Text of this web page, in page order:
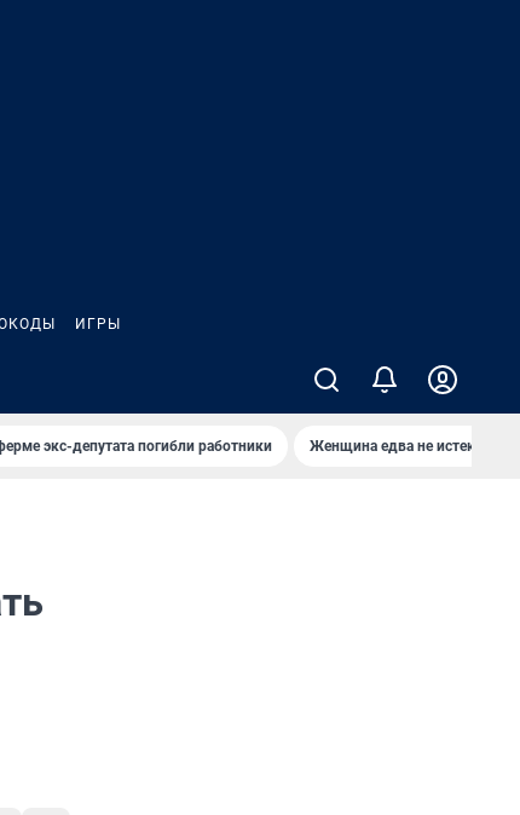
ИГРЫ
экс-депутата погибли работники Женщина едва не истекла